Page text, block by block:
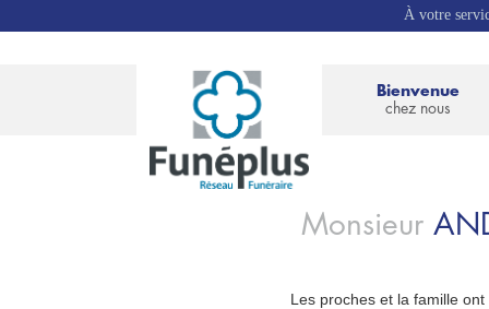
À votre
Bienvenue
chez nous
Monsieur
Les proches et la famille